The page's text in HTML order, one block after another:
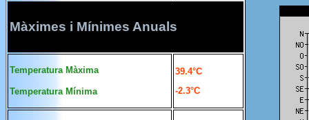
Màximes i Mínimes Anuals
Temperatura Màxima
Temperatura Mínima
39.4°C
-2.3°C